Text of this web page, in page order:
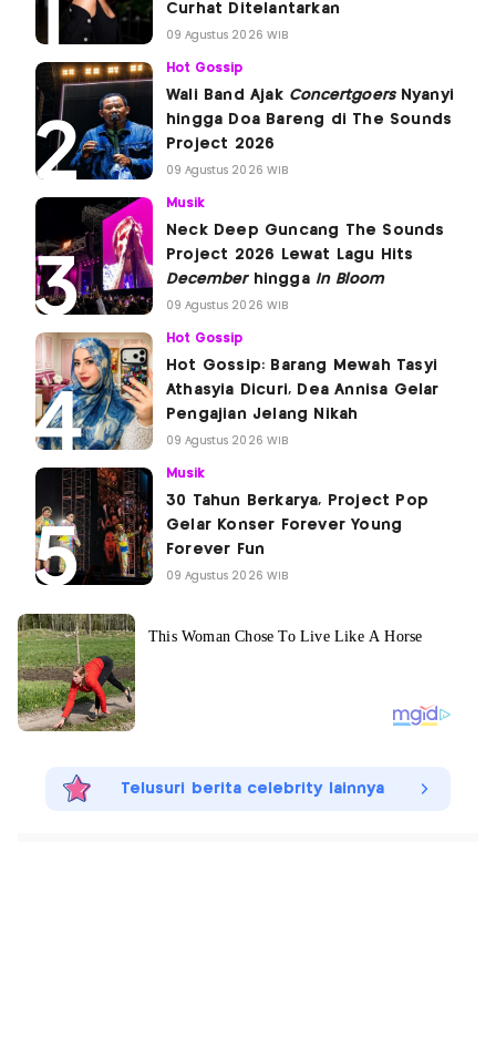
Curhat Ditelantarkan
09 Agustus 2026 WIB
Hot Gossip
Wali Band Ajak ConcertgoersNyanyi
hingga Doa Bareng di The Sounds
Project 2026
09 Agustus 2026 WIB
Musik
Neck Deep Guncang The Sounds
Project 2026 Lewat Lagu Hits
Decemberhingga In Bloom
09 Agustus 2026 WIB
Hot Gossip
Hot Gossip: Barang Mewah Tasyi
Athasyia Dicuri, Dea Annisa Gelar
Pengajian Jelang Nikah
09 Agustus 2026 WIB
Musik
30 Tahun Berkarya, Project Pop
Gelar Konser Forever Young
Forever Fun
09 Agustus 2026 WIB
Telusuri berita celebrity lainnya